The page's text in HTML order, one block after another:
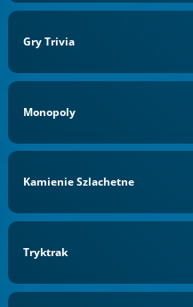
Gry Trivia
Monopoly
Kamienie Szlachetne
Tryktrak